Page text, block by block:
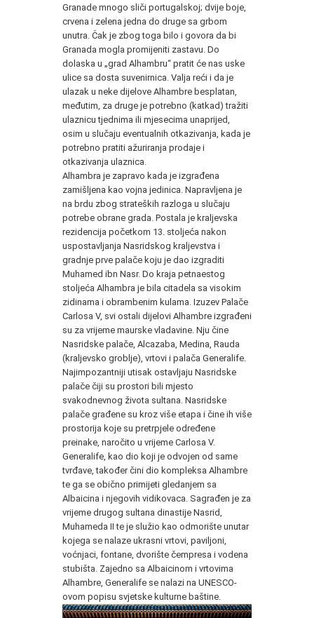
Granade mnogo sliči portugalskoj; dvije boje,
crvena i zelena jedna do druge sa grbom
unutra. Čak je zbog toga bilo i govora da bi
Granada mogla promijeniti zastavu. Do
dolaska u „grad Alhambru“ pratit će nas uske
ulice sa dosta suvenirnica. Valja reći i da je
ulazak u neke dijelove Alhambre besplatan,
međutim, za druge je potrebno (katkad) tražiti
ulaznicu tjednima ili mjesecima unaprijed,
osim u slučaju eventualnih otkazivanja, kada je
potrebno pratiti ažuriranja prodaje i
otkazivanja ulaznica.
Alhambra je zapravo kada je izgrađena
zamišljena kao vojna jedinica. Napravljena je
na brdu zbog strateških razloga u slučaju
potrebe obrane grada. Postala je kraljevska
rezidencija početkom 13. stoljeća nakon
uspostavljanja Nasridskog kraljevstva i
gradnje prve palače koju je dao izgraditi
Muhamed ibn Nasr. Do kraja petnaestog
stoljeća Alhambra je bila citadela sa visokim
zidinama i obrambenim kulama. Izuzev Palače
Carlosa V, svi ostali dijelovi Alhambre izgrađeni
su za vrijeme maurske vladavine. Nju čine
Nasridske palače, Alcazaba, Medina, Rauda
(kraljevsko groblje), vrtovi i palača Generalife.
Najimpozantniji utisak ostavljaju Nasridske
palače čiji su prostori bili mjesto
svakodnevnog života sultana. Nasridske
palače građene su kroz više etapa i čine ih više
prostorija koje su pretrpjele određene
preinake, naročito u vrijeme Carlosa V.
Generalife, kao dio koji je odvojen od same
tvrđave, također čini dio kompleksa Alhambre
te ga se obično primijeti gledanjem sa
Albaicina i njegovih vidikovaca. Sagrađen je za
vrijeme drugog sultana dinastije Nasrid,
Muhameda II te je služio kao odmorište unutar
kojega se nalaze ukrasni vrtovi, paviljoni,
voćnjaci, fontane, dvorište čempresa i vodena
stubišta. Zajedno sa Albaicinom i vrtovima
Alhambre, Generalife se nalazi na UNESCO-
ovom popisu svjetske kulturne baštine.